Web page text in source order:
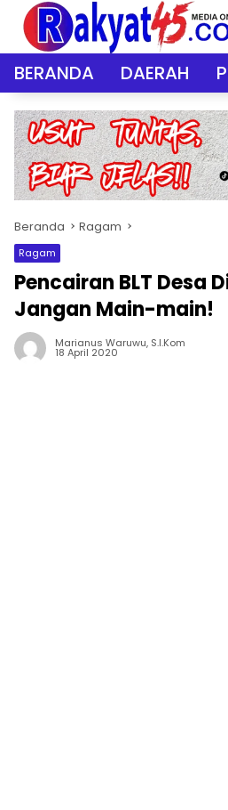
Langsung
konten
BERANDA DAERAH
Beranda Ragam
Ragam
Pencairan BLT Desa
Jangan Main-main!
Marianus Waruwu, S.I.Kom
18 April 2020